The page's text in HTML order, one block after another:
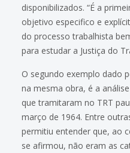
disponibilizados. “É a
objetivo especifico e
do processo trabalhista
para estudar a Justiça do
O segundo exemplo dado
na mesma obra, é a
que tramitaram no TRT
março de 1964. Entre
permitiu entender que, ao
se afirmou, não eram as